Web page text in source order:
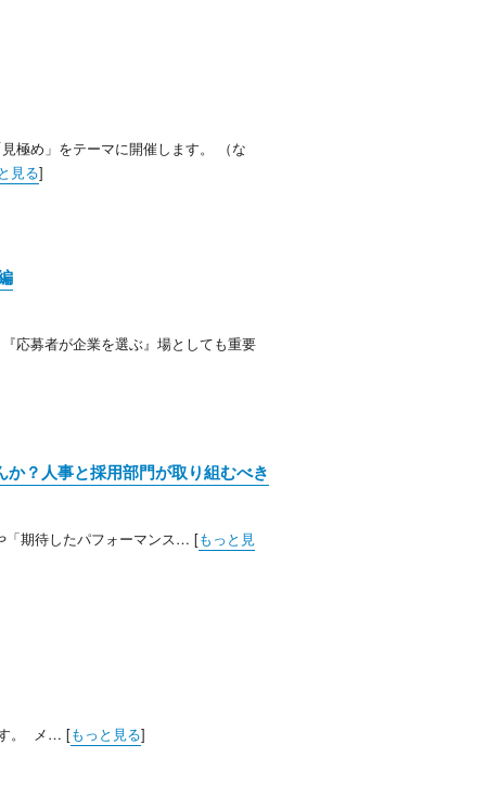
極め」をテーマに開催します。 （な
見る]
応募者が企業を選ぶ』場としても重要
か？人事と採用部門が取り組むべき
「期待したパフォーマンス… [もっと見
す。 メ… [もっと見る]